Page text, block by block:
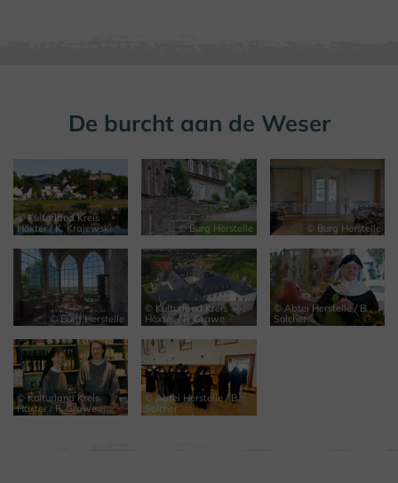
De burcht aan de Weser
© Kulturland Kreis
Höxter / K. Krajewski
© Burg Herstelle © Burg Herstelle
© Burg Herstelle
© Kulturland Kreis
Höxter / F. Grawe
© Abtei Herstelle / B.
Solcher
© Kulturland Kreis
Höxter / F. Grawe
© Abtei Herstelle / B.
Solcher